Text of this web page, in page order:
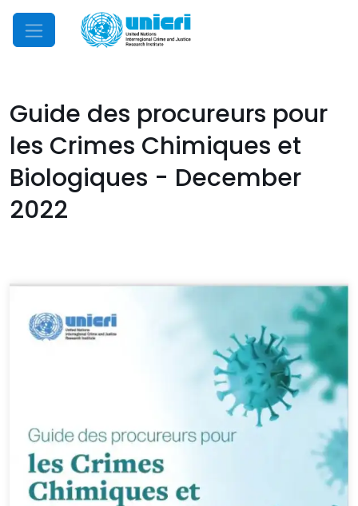
Mobile Menu
Guide des procureurs pour
les Crimes Chimiques et
Biologiques - December
2022